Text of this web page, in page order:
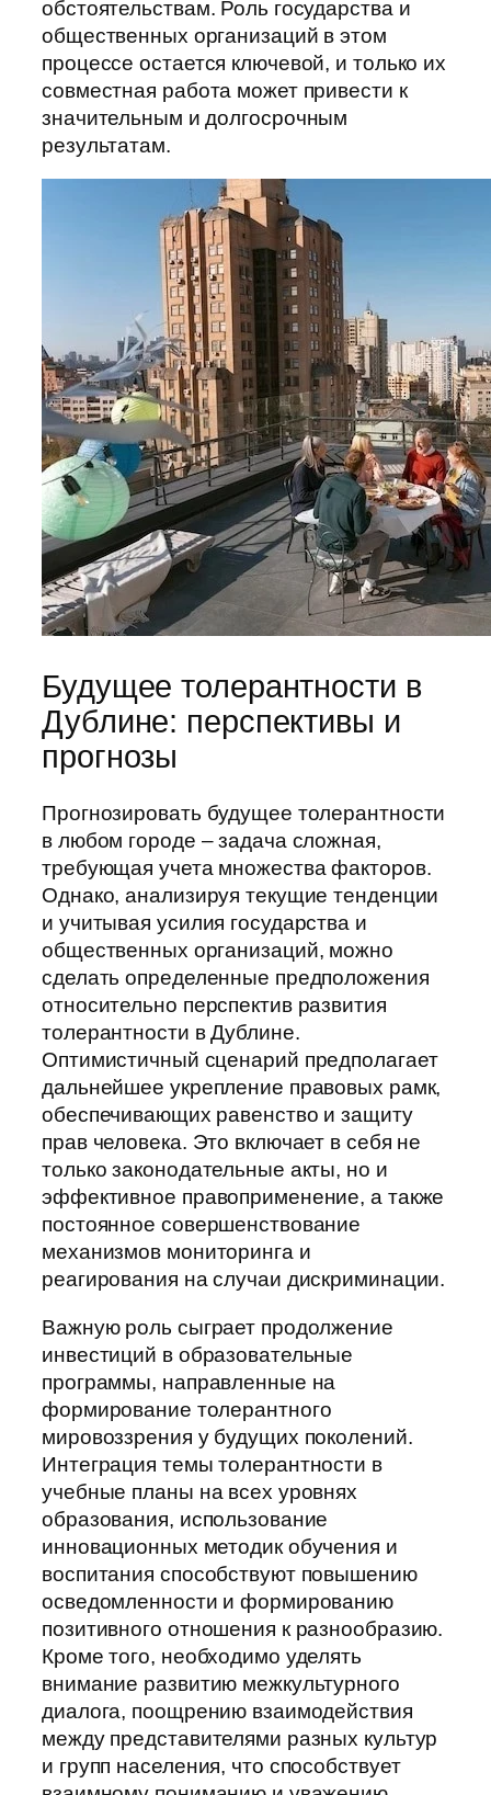
обстоятельствам. Роль государства и
общественных организаций в этом
процессе остается ключевой, и только их
совместная работа может привести к
значительным и долгосрочным
результатам.
Будущее толерантности в
Дублине: перспективы и
прогнозы
Прогнозировать будущее толерантности
в любом городе – задача сложная,
требующая учета множества факторов.
Однако, анализируя текущие тенденции
и учитывая усилия государства и
общественных организаций, можно
сделать определенные предположения
относительно перспектив развития
толерантности в Дублине.
Оптимистичный сценарий предполагает
дальнейшее укрепление правовых рамк,
обеспечивающих равенство и защиту
прав человека. Это включает в себя не
только законодательные акты, но и
эффективное правоприменение, а также
постоянное совершенствование
механизмов мониторинга и
реагирования на случаи дискриминации.
Важную роль сыграет продолжение
инвестиций в образовательные
программы, направленные на
формирование толерантного
мировоззрения у будущих поколений.
Интеграция темы толерантности в
учебные планы на всех уровнях
образования, использование
инновационных методик обучения и
воспитания способствуют повышению
осведомленности и формированию
позитивного отношения к разнообразию.
Кроме того, необходимо уделять
внимание развитию межкультурного
диалога, поощрению взаимодействия
между представителями разных культур
и групп населения, что способствует